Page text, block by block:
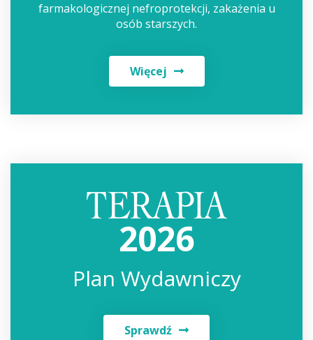
farmakologicznej nefroprotekcji, zakażenia u
osób starszych.
Więcej
2026
Plan Wydawniczy
Sprawdź